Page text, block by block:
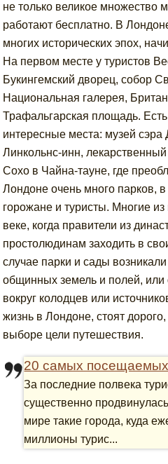
не только великое множество
работают бесплатно. В
многих исторических эпох,
На первом месте у туристов
Букингемский дворец, собор
Национальная галерея,
Трафальгарская площадь.
интересные места: музей
Линкольнс-инн,
Сохо в Чайна-тауне, где
Лондоне очень много парков,
горожане и туристы. Многие
веке, когда правители из
простолюдинам заходить в
случае парки и сады
общинных земель и полей, или
вокруг колодцев или
жизнь в Лондоне, стоят
выборе цели путешествия.
20 самых
За последние полвека
существенно
мире такие города, куда
миллионы турис...